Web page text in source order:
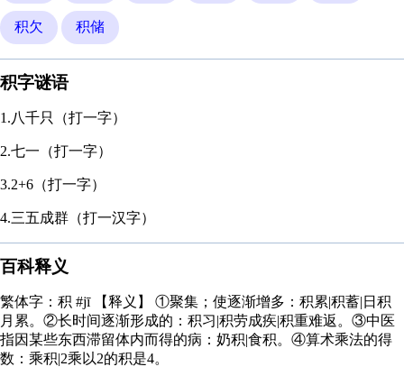
积欠 积储
积字谜语
1.八千只（打一字）
2.七一（打一字）
3.2+6（打一字）
4.三五成群（打一汉字）
百科释义
繁体字：积 #jī 【释义】 ①聚集；使逐渐增多：积累|积蓄|日积
月累。②长时间逐渐形成的：积习|积劳成疾|积重难返。③中医
指因某些东西滞留体内而得的病：奶积|食积。④算术乘法的得
数：乘积|2乘以2的积是4。